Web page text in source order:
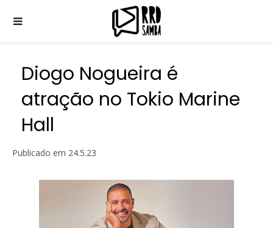
Diogo Nogueira é
atração no Tokio Marine
Hall
Publicado em 24.5.23